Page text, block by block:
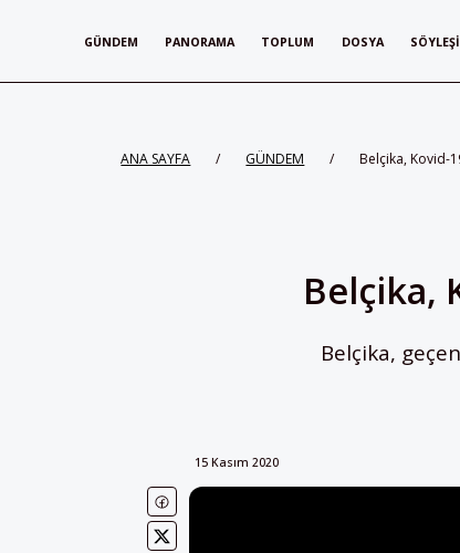
GÜNDEM PANORAMA TOPLUM DOSYA SÖYLEŞI
ANA SAYFA / GÜNDEM / Belçika, Kovid-
Belçika,
Belçika,
15 Kasım 2020